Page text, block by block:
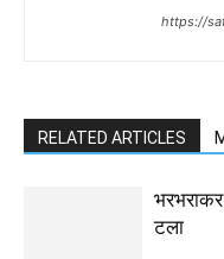
https://
RELATED ARTICLES
टला